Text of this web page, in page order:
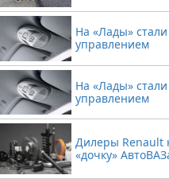
На «Лады»
управлением
На «Лады»
управлением
Дилеры Renault
«дочку»